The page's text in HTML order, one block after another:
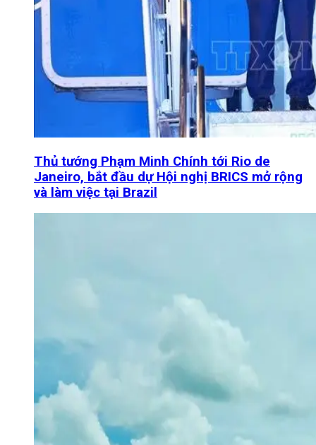
Thủ tướng Phạm Minh Chính tới Rio de
Janeiro, bắt đầu dự Hội nghị BRICS mở rộng
và làm việc tại Brazil